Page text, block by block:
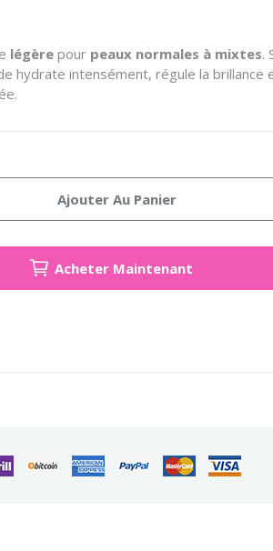
légère pour peaux normales à mixtes.
hydrate intensément, régule la brillance
Ajouter Au Panier
Acheter Maintenant